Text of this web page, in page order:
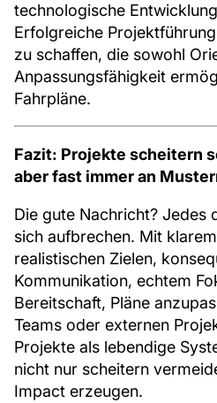
technologische
Erfolgreiche
zu schaffen, die sowohl
Anpassungsfähigkeit
Fahrpläne.
Fazit: Projekte scheitern
aber fast immer an
Die gute Nachricht? Jedes
sich aufbrechen. Mit
realistischen Zielen,
Kommunikation, echtem
Bereitschaft, Pläne
Teams oder externen
Projekte als lebendige
nicht nur scheitern
Impact erzeugen.